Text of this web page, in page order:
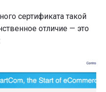
сертификата такой
отличие — это